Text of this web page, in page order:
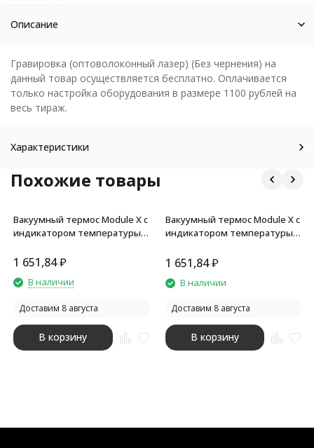
Описание
Гравировка (оптоволоконный лазер) (Без чернения) на
данный товар осуществляется бесплатно. Оплачивается
только настройка оборудования в размере 1100 рублей на
весь тираж.
Характеристики
Похожие товары
Вакуумный термос Module X с
индикатором температуры,
1 651,84₽
В наличии
Доставим 8 августа
В корзину
Вакуумный термос Module X с
индикатором температуры,
1 651,84 ₽
В наличии
Доставим 8 августа
В корзину